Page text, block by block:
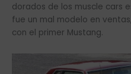
dorados de los muscle cars
fue un mal modelo en
con el primer Mustang.